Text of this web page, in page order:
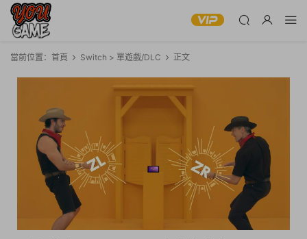
當前位置： 首頁 Switch > 單遊戲/DLC 正文